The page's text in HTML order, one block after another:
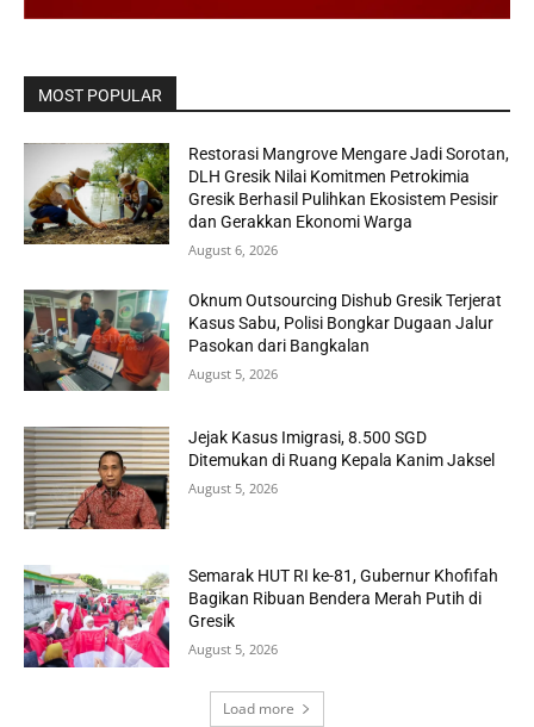
MOST POPULAR
Restorasi Mangrove Mengare Jadi Sorotan,
DLH Gresik Nilai Komitmen Petrokimia
Gresik Berhasil Pulihkan Ekosistem Pesisir
dan Gerakkan Ekonomi Warga
August 6, 2026
Oknum Outsourcing Dishub Gresik Terjerat
Kasus Sabu, Polisi Bongkar Dugaan Jalur
Pasokan dari Bangkalan
August 5, 2026
Jejak Kasus Imigrasi, 8.500 SGD
Ditemukan di Ruang Kepala Kanim Jaksel
August 5, 2026
Semarak HUT RI ke-81, Gubernur Khofifah
Bagikan Ribuan Bendera Merah Putih di
Gresik
August 5, 2026
Load more